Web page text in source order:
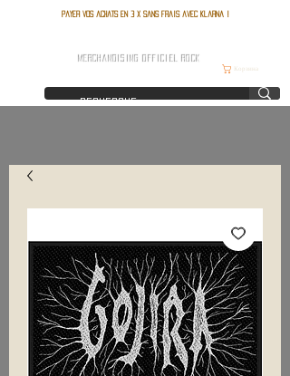
Payer vos achats en 3 x sans frais avec Klarna !
Корзина
MERCHANDISING OFFICIEL ROCK